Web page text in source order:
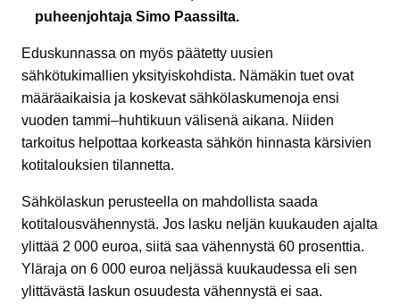
puheenjohtaja Simo Paassilta.
Eduskunnassa on myös päätetty uusien
sähkötukimallien yksityiskohdista. Nämäkin tuet ovat
määräaikaisia ja koskevat sähkölaskumenoja ensi
vuoden tammi–huhtikuun välisenä aikana. Niiden
tarkoitus helpottaa korkeasta sähkön hinnasta kärsivien
kotitalouksien tilannetta.
Sähkölaskun perusteella on mahdollista saada
kotitalousvähennystä. Jos lasku neljän kuukauden ajalta
ylittää 2 000 euroa, siitä saa vähennystä 60 prosenttia.
Yläraja on 6 000 euroa neljässä kuukaudessa eli sen
ylittävästä laskun osuudesta vähennystä ei saa.